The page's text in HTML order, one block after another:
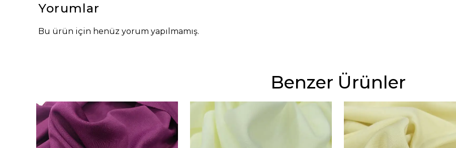
Yorumlar
Bu ürün için henüz yorum yapılmamış.
Benzer Ürünler